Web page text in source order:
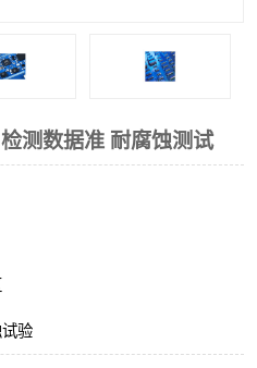
测数据准 耐腐蚀测试
验